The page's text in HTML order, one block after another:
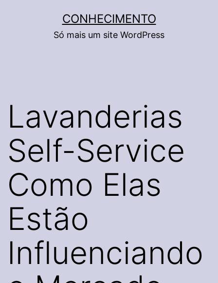
CONHECIMENTO
Só mais um site WordPress
Lavanderias
Self-Service
Como Elas
Estão
Influenciando